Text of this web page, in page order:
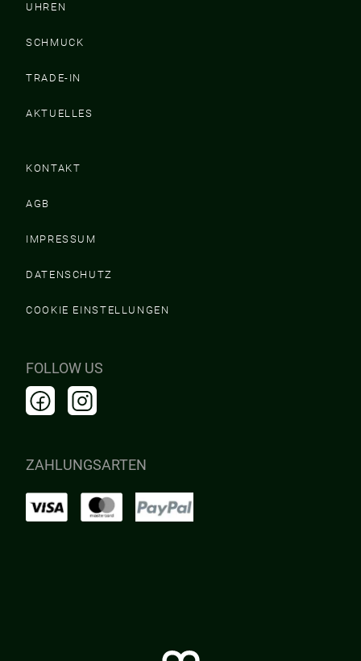
UHREN
SCHMUCK
TRADE-IN
AKTUELLES
KONTAKT
AGB
IMPRESSUM
DATENSCHUTZ
COOKIE EINSTELLUNGEN
FOLLOW US
ZAHLUNGSARTEN